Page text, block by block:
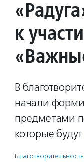
к
В
начали
предметами
которые